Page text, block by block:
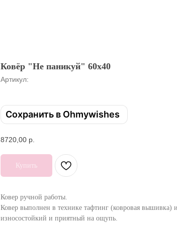
Ковёр "Не паникуй" 60x40
Артикул:
Сохранить в Ohmywishes
8720,00 р.
Купить
Ковер ручной работы.
Ковер выполнен в технике тафтинг (ковровая вышивка)
износостойкий и приятный на ощупь.